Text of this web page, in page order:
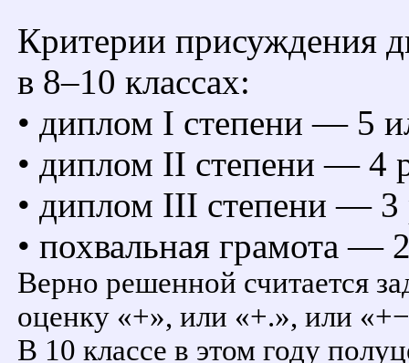
Критерии присуждения
в 8–10 классах:
• диплом I степени — 5
• диплом II степени — 4
• диплом III степени — 3
• похвальная грамота —
Верно решенной считается
оценку «+», или «+.», или
В 10 классе в этом году